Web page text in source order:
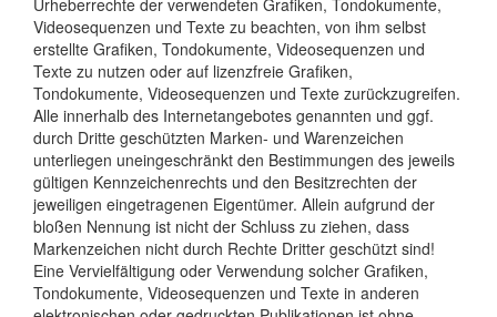
Urheberrechte der verwendeten Grafiken, Tondokumente,
Videosequenzen und Texte zu beachten, von ihm selbst
erstellte Grafiken, Tondokumente, Videosequenzen und
Texte zu nutzen oder auf lizenzfreie Grafiken,
Tondokumente, Videosequenzen und Texte zurückzugreifen.
Alle innerhalb des Internetangebotes genannten und ggf.
durch Dritte geschützten Marken- und Warenzeichen
unterliegen uneingeschränkt den Bestimmungen des jeweils
gültigen Kennzeichenrechts und den Besitzrechten der
jeweiligen eingetragenen Eigentümer. Allein aufgrund der
bloßen Nennung ist nicht der Schluss zu ziehen, dass
Markenzeichen nicht durch Rechte Dritter geschützt sind!
Eine Vervielfältigung oder Verwendung solcher Grafiken,
Tondokumente, Videosequenzen und Texte in anderen